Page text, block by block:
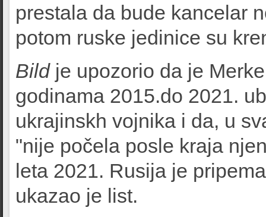
prestala da bude kancelar
potom ruske jedinice su
Bildje upozorio da je
godinama 2015.do 2021.
ukrajinskh vojnika i da, u
"nije počela posle kraja
leta 2021. Rusija je
ukazao je list.